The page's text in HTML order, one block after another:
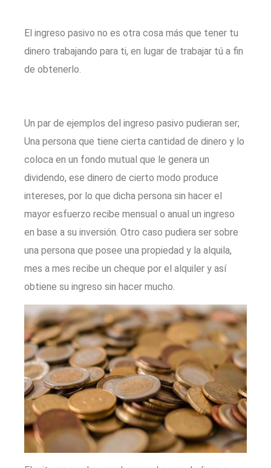
El ingreso pasivo no es otra cosa más que tener tu
dinero trabajando para ti, en lugar de trabajar tú a fin
de obtenerlo.
Un par de ejemplos del ingreso pasivo pudieran ser;
Una persona que tiene cierta cantidad de dinero y lo
coloca en un fondo mutual que le genera un
dividendo, ese dinero de cierto modo produce
intereses, por lo que dicha persona sin hacer el
mayor esfuerzo recibe mensual o anual un ingreso
en base a su inversión. Otro caso pudiera ser sobre
una persona que posee una propiedad y la alquila,
mes a mes recibe un cheque por el alquiler y así
obtiene su ingreso sin hacer mucho.